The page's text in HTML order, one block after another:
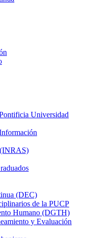
Universidad
(DEC)
de la PUCP
Humano (DGTH)
y Evaluación